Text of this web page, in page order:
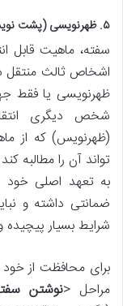
۵. ظهرنویسی (پشت نویسی) سفته به اشخاص ثالث
سفته، ماهیت قابل
اشخاص ثالث منتقل
ظهرنویسی یا فقط
شخص دیگری
(ظهرنویس) که از
تواند آن را مطالبه
به تعهد اصلی خود
ضمانتی داشته و
شرایط بسیار
برای محافظت از خود
مراحل <نوشتن